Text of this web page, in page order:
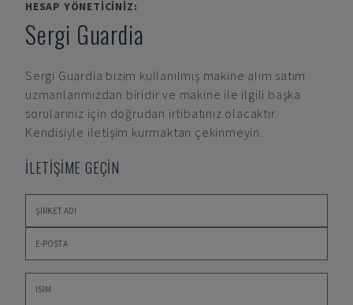
HESAP YÖNETICINIZ:
Sergi Guardia
Sergi Guardia bizim kullanılmış makine alım satım
uzmanlarımızdan biridir ve makine ile ilgili başka
sorularınız için doğrudan irtibatınız olacaktır.
Kendisiyle iletişim kurmaktan çekinmeyin.
İLETİŞİME GEÇİN